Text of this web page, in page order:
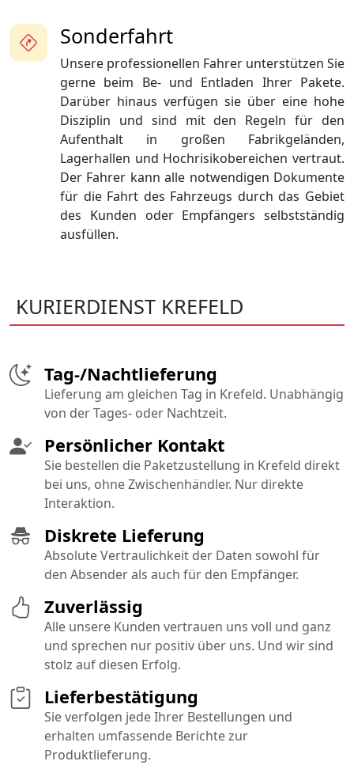
Sonderfahrt
Unsere professionellen Fahrer unterstützen Sie
gerne beim Be- und Entladen Ihrer Pakete.
Darüber hinaus verfügen sie über eine hohe
Disziplin und sind mit den Regeln für den
Aufenthalt in großen Fabrikgeländen,
Lagerhallen und Hochrisikobereichen vertraut.
Der Fahrer kann alle notwendigen Dokumente
für die Fahrt des Fahrzeugs durch das Gebiet
des Kunden oder Empfängers selbstständig
ausfüllen.
KURIERDIENST KREFELD
Diskrete Lieferung
Absolute Vertraulichkeit der Daten sowohl für
den Absender als auch für den Empfänger.
Tag-/Nachtlieferung
Lieferung am gleichen Tag in Krefeld. Unabhängig
von der Tages- oder Nachtzeit.
Persönlicher Kontakt
Sie bestellen die Paketzustellung in Krefeld direkt
bei uns, ohne Zwischenhändler. Nur direkte
Interaktion.
Lieferbestätigung
Sie verfolgen jede Ihrer Bestellungen und
erhalten umfassende Berichte zur
Produktlieferung.
Zuverlässig
Alle unsere Kunden vertrauen uns voll und ganz
und sprechen nur positiv über uns. Und wir sind
stolz auf diesen Erfolg.